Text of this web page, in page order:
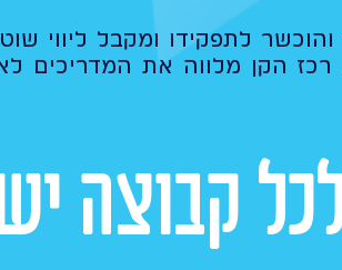
לתפקידו ומקבל ליווי
רכז הקן מלווה את המדריכים
קבוצה